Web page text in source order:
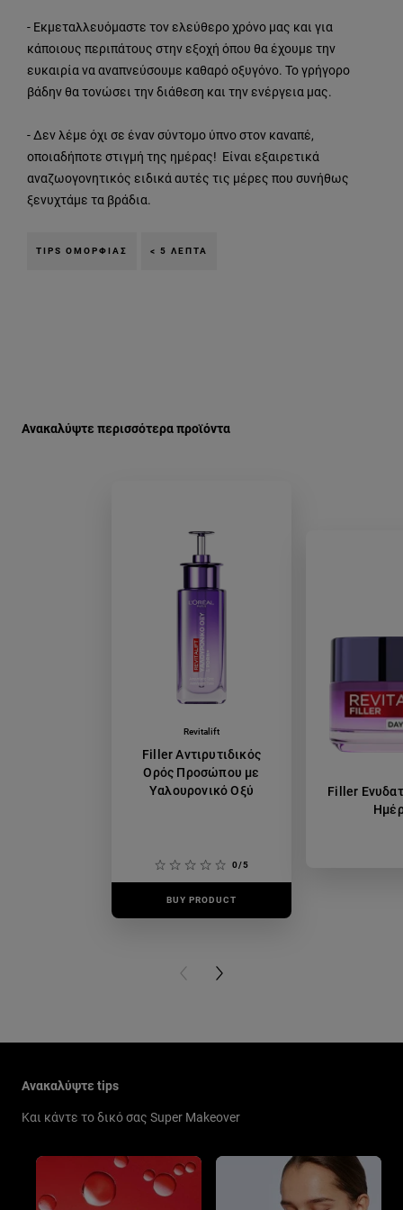
- Εκμεταλλευόμαστε τον ελεύθερο χρόνο μας και για
κάποιους περιπάτους στην εξοχή όπου θα έχουμε την
ευκαιρία να αναπνεύσουμε καθαρό οξυγόνο. Το γρήγορο
βάδην θα τονώσει την διάθεση και την ενέργεια μας.
- Δεν λέμε όχι σε έναν σύντομο ύπνο στον καναπέ,
οποιαδήποτε στιγμή της ημέρας! Είναι εξαιρετικά
αναζωογονητικός ειδικά αυτές τις μέρες που συνήθως
ξενυχτάμε τα βράδια.
TIPS ΟΜΟΡΦΙΆΣ < 5 ΛΕΠΤΆ
Ανακαλύψτε περισσότερα προϊόντα
Revitalift
Filler Αντιρυτιδικός
Ορός Προσώπου με
Υαλουρονικό Οξύ
0/5
BUY PRODUCT
Filler
PREVIOUS CARD
NEXT CARD
Ανακαλύψτε tips
Και κάντε το δικό σας Super Makeover